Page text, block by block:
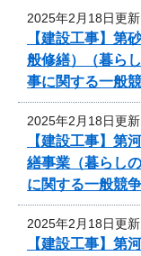
2025年2月18日更新
【建設工事】第
般修繕）（暮ら
事に関する一般
2025年2月18日更新
【建設工事】
繕事業（暮らし
に関する一般競
2025年2月18日更新
【建設工事】